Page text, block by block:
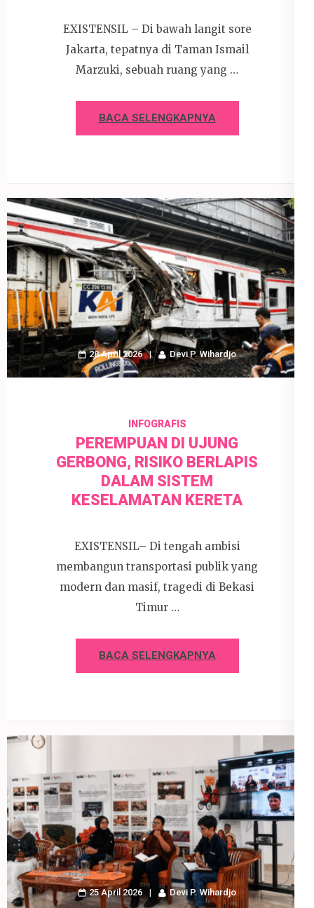
EXISTENSIL – Di bawah langit sore
Jakarta, tepatnya di Taman Ismail
Marzuki, sebuah ruang yang …
BACA SELENGKAPNYA
28 April 2026 Devi P. Wihardjo
INFOGRAFIS
PEREMPUAN DI UJUNG
GERBONG, RISIKO BERLAPIS
DALAM SISTEM
KESELAMATAN KERETA
EXISTENSIL– Di tengah ambisi
membangun transportasi publik yang
modern dan masif, tragedi di Bekasi
Timur …
BACA SELENGKAPNYA
25 April 2026 Devi P. Wihardjo